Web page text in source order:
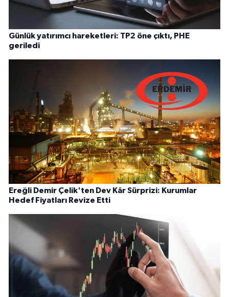
Günlük yatırımcı hareketleri: TP2 öne çıktı, PHE
geriledi
Ereğli Demir Çelik'ten Dev Kâr Sürprizi: Kurumlar
Hedef Fiyatları Revize Etti